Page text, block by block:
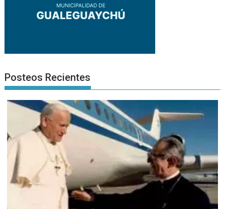
Posteos Recientes